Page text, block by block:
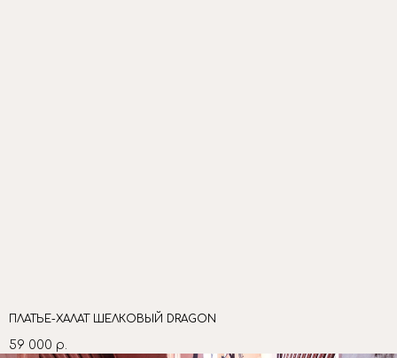
ПЛАТЬЕ-ХАЛАТ ШЕЛКОВЫЙ DRAGON
59 000 р.